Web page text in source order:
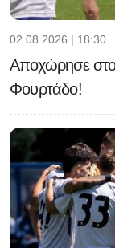
02.08.2026 | 18:30
Αποχώρησε στο
Φουρτάδο!